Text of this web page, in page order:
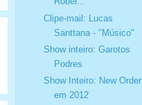
Clipe-mail: Lucas
Santtana - "Músico"
Show inteiro: Garotos
Podres
Show Inteiro: New Order
em 2012